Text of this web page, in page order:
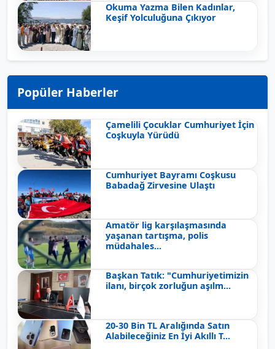
Okuma Yazma Bilen Kadınlar,
Keşif Yolculuğuna Çıkıyor
Popüler Haberler
Çamelili Çocuklar Cumhuriyet İçin
Coşkuyla Yürüdü
Cumhuriyet Bayramı Coşkusu
Babadağ Zirvesine Ulaştı
Amatör lig karşılaşmasında
yaşanan tartışma, polis
müdahales...
Başkan Tatık: "Cumhuriyetimizin
ilanı, birçok zorluğun aşılm...
20-30 Bin TL Aralığında Satın
Alabileceğiniz En İyi Akıllı T...